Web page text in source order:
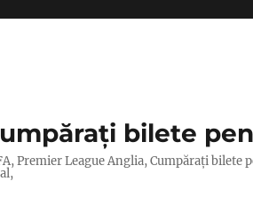
bilete
Premier League Anglia, Cumpărați